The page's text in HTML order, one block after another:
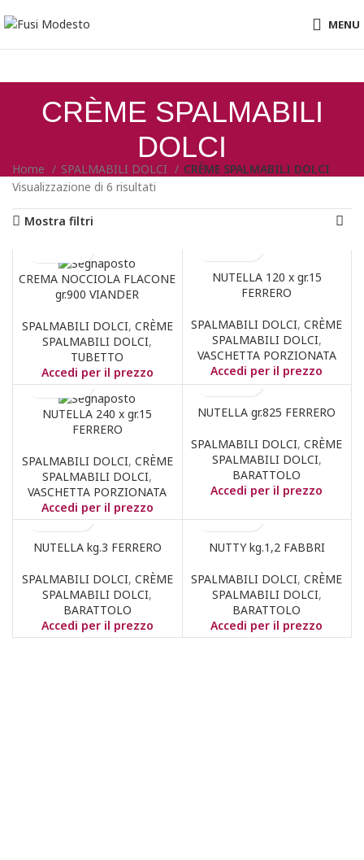
MENU
CRÈME SPALMABILI
DOLCI
Home SPALMABILI DOLCI
CRÈME SPALMABILI DOLCI
Visualizzazione di 6 risultati
Mostra filtri
CREMA NOCCIOLA FLACONE
gr.900 VIANDER
SPALMABILI DOLCI, CRÈME
SPALMABILI DOLCI,
TUBETTO
Accedi per il prezzo
NUTELLA 120 x gr.15
FERRERO
SPALMABILI DOLCI,CRÈME
SPALMABILI DOLCI,
VASCHETTA PORZIONATA
Accedi per il prezzo
NUTELLA 240 x gr.15
FERRERO
SPALMABILI DOLCI, CRÈME
SPALMABILI DOLCI,
VASCHETTA PORZIONATA
Accedi per il prezzo
NUTELLA gr.825 FERRERO
SPALMABILI DOLCI,CRÈME
SPALMABILI DOLCI,
BARATTOLO
Accedi per il prezzo
NUTELLA kg.3 FERRERO
SPALMABILI DOLCI, CRÈME
SPALMABILI DOLCI,
BARATTOLO
Accedi per il prezzo
NUTTY kg.1,2 FABBRI
SPALMABILI DOLCI,CRÈME
SPALMABILI DOLCI,
BARATTOLO
Accedi per il prezzo